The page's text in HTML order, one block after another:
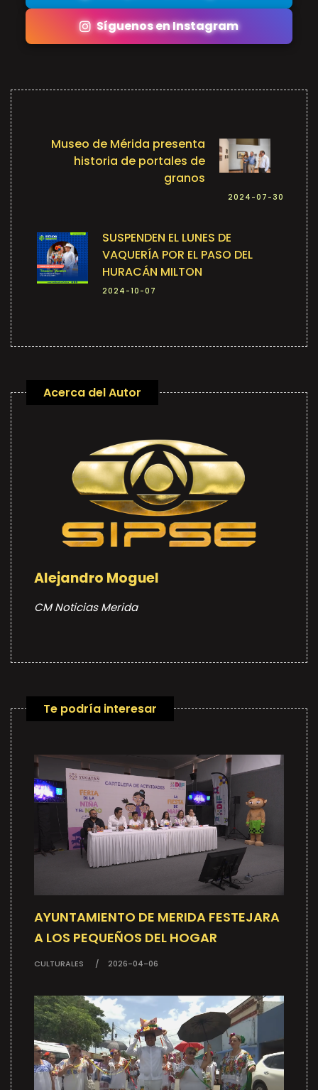
Síguenos en Instagram
Museo de Mérida presenta
historia de portales de
granos
2024-07-30
SUSPENDEN EL LUNES DE
VAQUERÍA POR EL PASO DEL
HURACÁN MILTON
2024-10-07
Acerca del Autor
Alejandro Moguel
CM Noticias Merida
Te podría interesar
AYUNTAMIENTO DE MERIDA FESTEJARA
A LOS PEQUEÑOS DEL HOGAR
CULTURALES 2026-04-06